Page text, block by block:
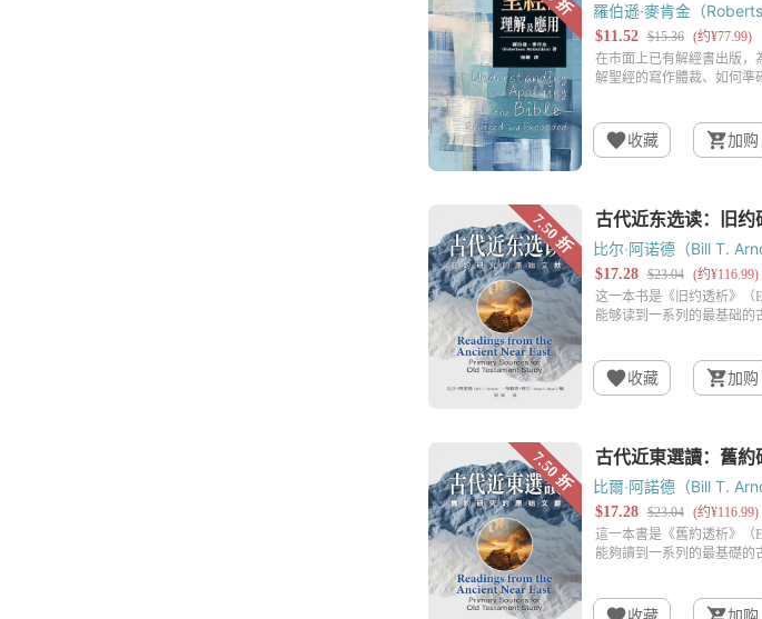
羅伯遜·麥肯金（
收藏 加购
比尔‧阿诺德（Bill T.
收藏 加购
比爾‧阿諾德（Bill T.